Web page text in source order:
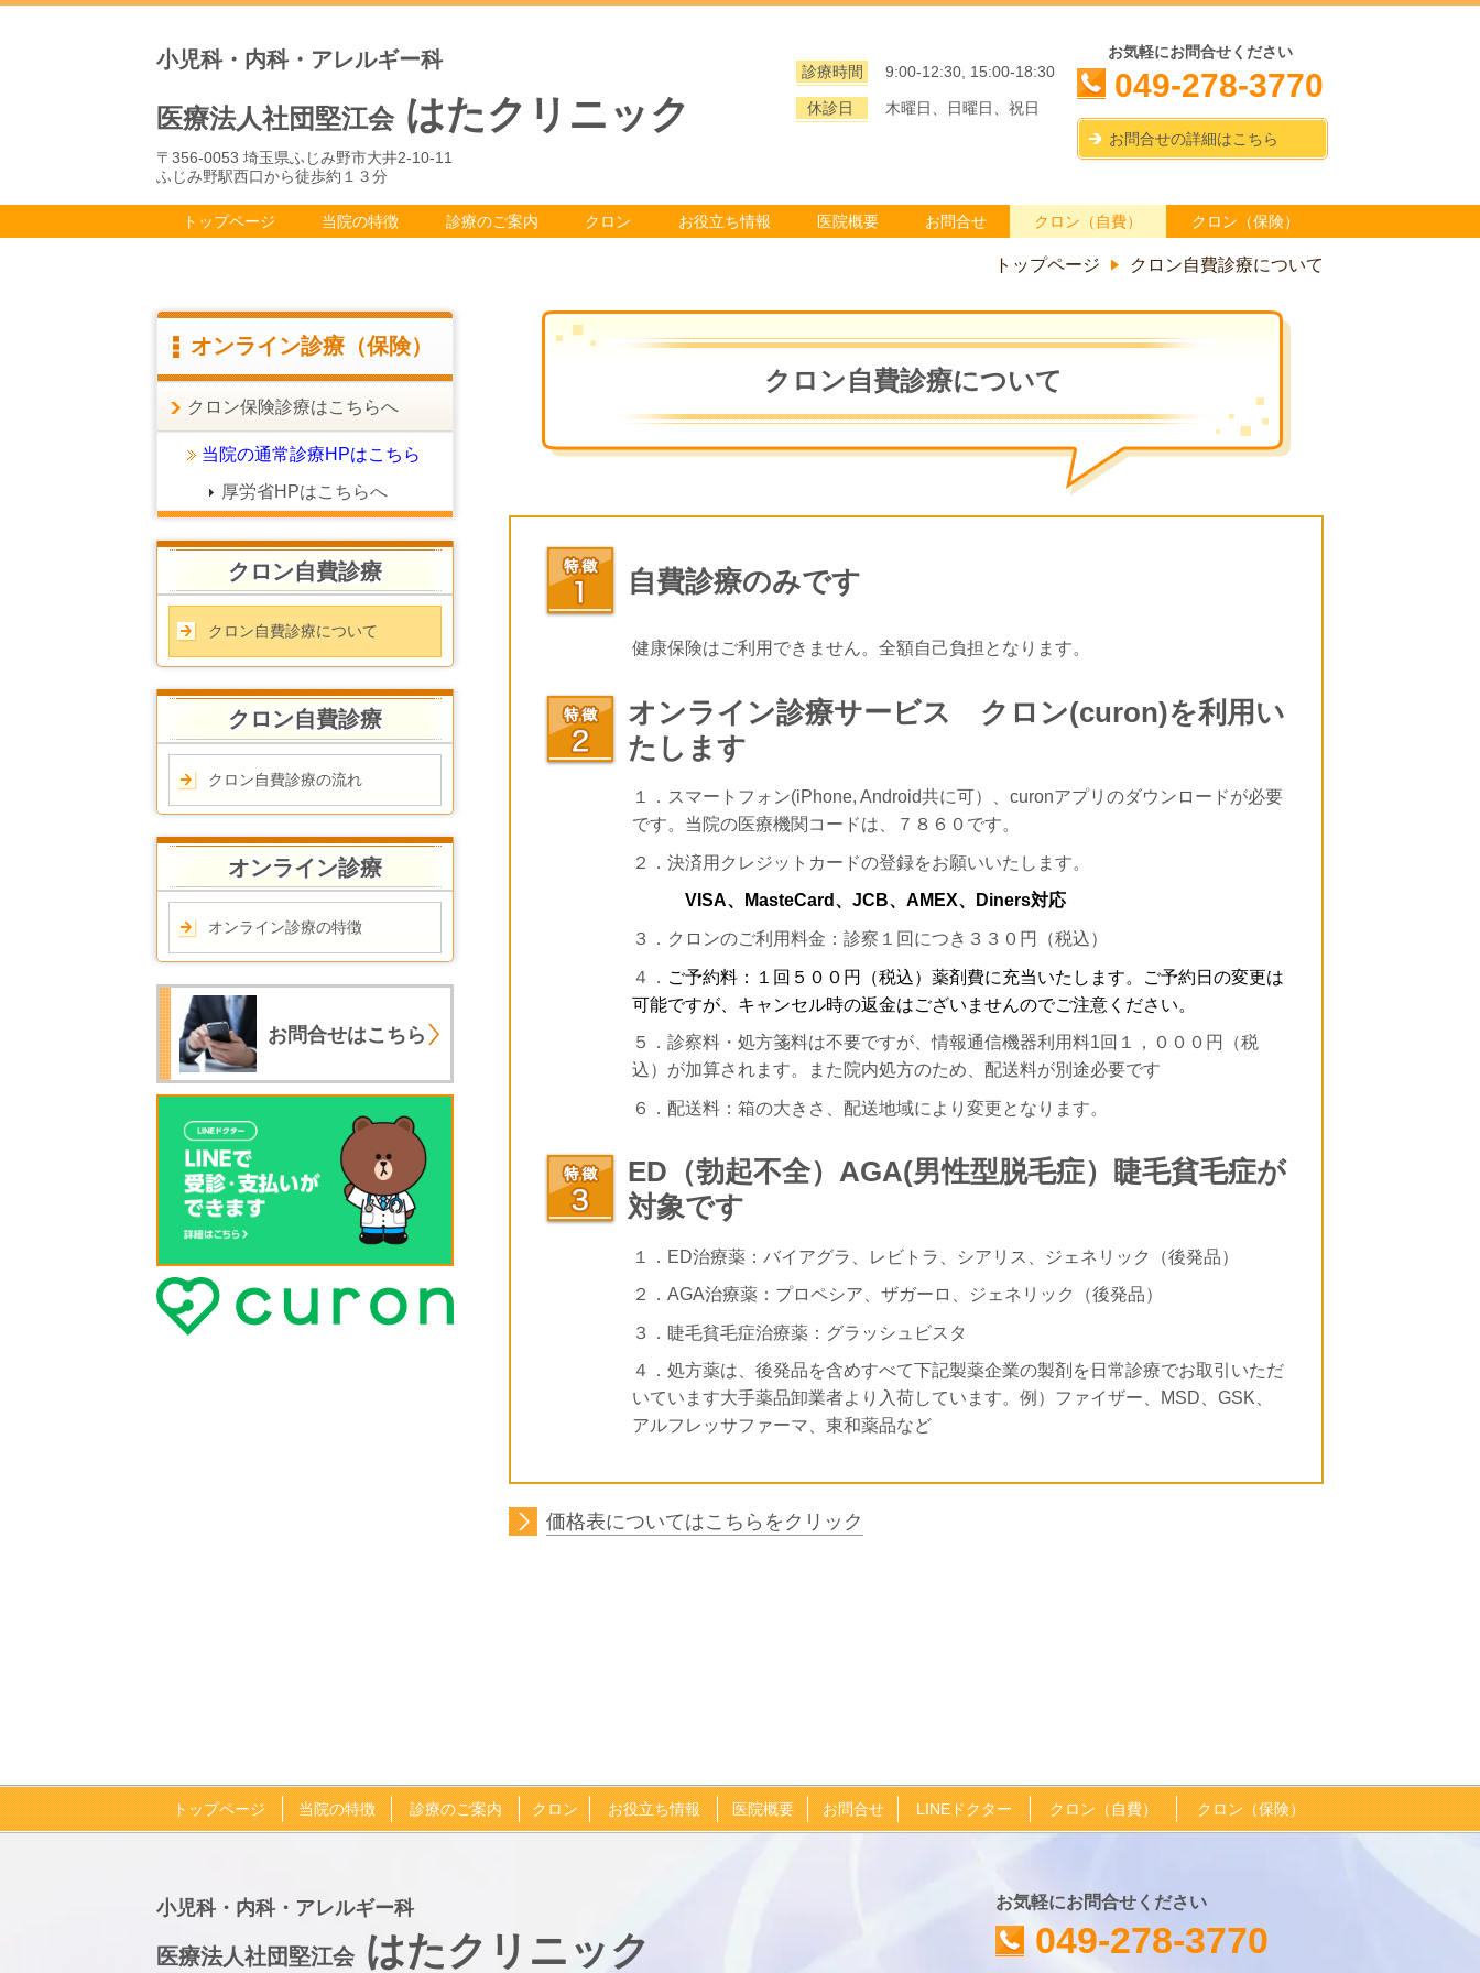
小児科・内科・アレルギー科
医療法人社団堅江会はたクリニック
〒356-0053 埼玉県ふじみ野市大井2-10-11
ふじみ野駅西口から徒歩約１３分
診療時間 9:00-12:30, 15:00-18:30
休診日 木曜日、日曜日、祝日
お気軽にお問合せください
049-278-3770
お問合せの詳細はこちら
トップページ 当院の特徴 診療のご案内 クロン お役立ち情報 医院概要 お問合せ クロン（自費） クロン（保険）
トップページ クロン自費診療について
クロン自費診療について
自費診療のみです
健康保険はご利用できません。全額自己負担となります。
オンライン診療サービス クロン(curon)を利用い
たします
１．スマートフォン(iPhone, Android共に可）、curonアプリのダウンロードが必要
です。当院の医療機関コードは、７８６０です。
２．決済用クレジットカードの登録をお願いいたします。
VISA、MasteCard、JCB、AMEX、Diners対応
３．クロンのご利用料金：診察１回につき３３０円（税込）
４． ご予約料：１回５００円（税込）薬剤費に充当いたします。ご予約日の変更は
可能ですが、キャンセル時の返金はございませんのでご注意ください。
５．診察料・処方箋料は不要ですが、情報通信機器利用料1回１，０００円（税
込）が加算されます。また院内処方のため、配送料が別途必要です
６．配送料：箱の大きさ、配送地域により変更となります。
ED（勃起不全）AGA(男性型脱毛症）睫毛貧毛症が
対象です
１．ED治療薬：バイアグラ、レビトラ、シアリス、ジェネリック（後発品）
２．AGA治療薬：プロペシア、ザガーロ、ジェネリック（後発品）
３．睫毛貧毛症治療薬：グラッシュビスタ
４．処方薬は、後発品を含めすべて下記製薬企業の製剤を日常診療でお取引いただ
いています大手薬品卸業者より入荷しています。例）ファイザー、MSD、GSK、
アルフレッサファーマ、東和薬品など
価格表についてはこちらをクリック
オンライン診療（保険）
クロン保険診療はこちらへ
当院の通常診療HPはこちら
厚労省HPはこちらへ
クロン自費診療
クロン自費診療について
クロン自費診療
クロン自費診療の流れ
オンライン診療
オンライン診療の特徴
お問合せはこちら
トップページ 当院の特徴 診療のご案内 クロン お役立ち情報 医院概要 お問合せ LINEドクター クロン（自費） クロン（保険）
お気軽にお問合せください
049-278-3770
小児科・内科・アレルギー科
医療法人社団堅江会はたクリニック